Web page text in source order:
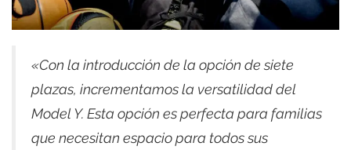
«Con la introducción de la opción de siete
plazas, incrementamos la versatilidad del
Model Y. Esta opción es perfecta para familias
que necesitan espacio para todos sus